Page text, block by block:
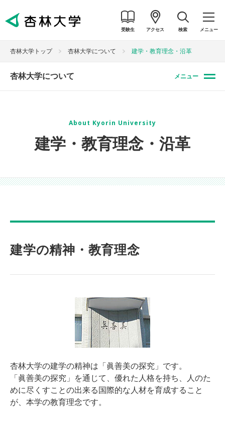
受験生 アクセス 検索 メニュー
杏林大学トップ 杏林大学について 建学・教育理念・沿革
杏林大学について メニュー
About Kyorin University
建学・教育理念・沿革
建学の精神・教育理念
杏林大学の建学の精神は「眞善美の探究」です。
「眞善美の探究」を通じて、優れた人格を持ち、人のた
めに尽くすことの出来る国際的な人材を育成すること
が、本学の教育理念です。